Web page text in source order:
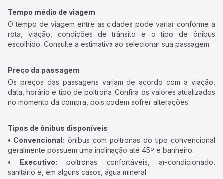
Tempo médio de viagem
O tempo de viagem entre as cidades pode variar conforme a
rota, viação, condições de trânsito e o tipo de ônibus
escolhido. Consulte a estimativa ao selecionar sua passagem.
Preço da passagem
Os preços das passagens variam de acordo com a viação,
data, horário e tipo de poltrona. Confira os valores atualizados
no momento da compra, pois podem sofrer alterações.
Tipos de ônibus disponíveis
• Convencional: ônibus com poltronas do tipo convencional
geralmente possuem uma inclinação até 45º e banheiro.
• Executivo: poltronas confortáveis, ar-condicionado,
sanitário e, em alguns casos, água mineral.